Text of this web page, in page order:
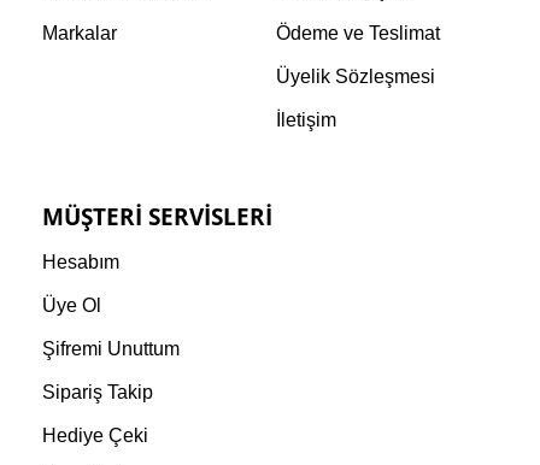
Markalar Ödeme ve Teslimat
Üyelik Sözleşmesi
İletişim
MÜŞTERI SERVISLERI
Hesabım
Üye Ol
Şifremi Unuttum
Sipariş Takip
Hediye Çeki